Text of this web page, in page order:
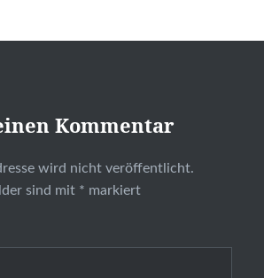
Kommentar
wird nicht veröffentlicht.
sind mit * markiert